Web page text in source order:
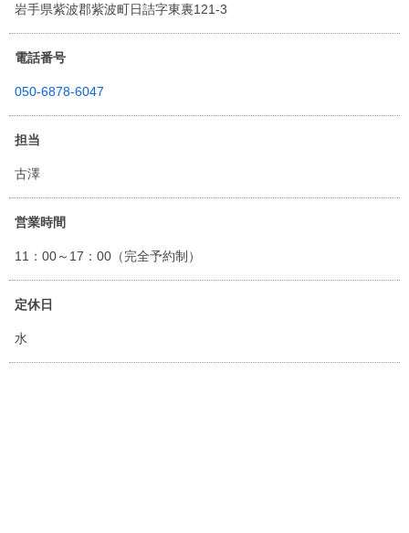
岩手県紫波郡紫波町日詰字東裏121-3
電話番号
050-6878-6047
担当
古澤
営業時間
11：00～17：00（完全予約制）
定休日
水